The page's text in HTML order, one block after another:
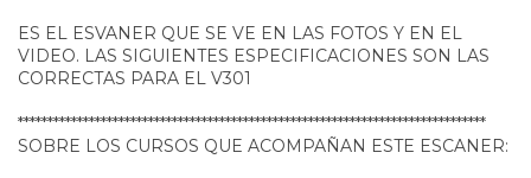
ES EL ESVANER QUE SE VE EN LAS FOTOS Y EN EL
VIDEO. LAS SIGUIENTES ESPECIFICACIONES SON LAS
CORRECTAS PARA EL V301
*******************************************************************************
SOBRE LOS CURSOS QUE ACOMPAÑAN ESTE ESCANER: